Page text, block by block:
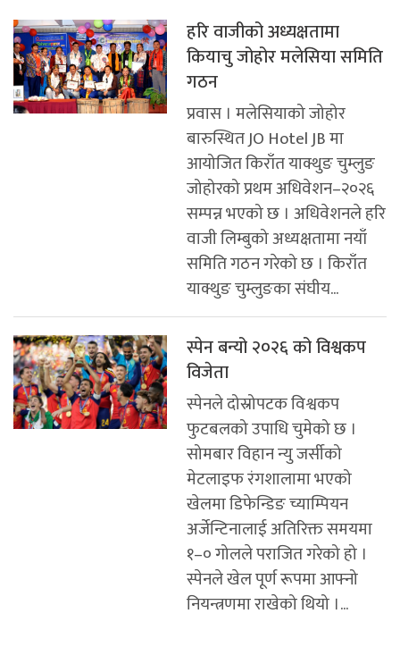
हरि वाजीको अध्यक्षतामा
कियाचु जोहोर मलेसिया समिति
गठन
प्रवास । मलेसियाको जोहोर
बारुस्थित JO Hotel JB मा
आयोजित किराँत याक्थुङ चुम्लुङ
जोहोरको प्रथम अधिवेशन–२०२६
सम्पन्न भएको छ । अधिवेशनले हरि
वाजी लिम्बुको अध्यक्षतामा नयाँ
समिति गठन गरेको छ । किराँत
याक्थुङ चुम्लुङका संघीय...
स्पेन बन्यो २०२६ को विश्वकप
विजेता
स्पेनले दोस्रोपटक विश्वकप
फुटबलको उपाधि चुमेको छ ।
सोमबार विहान न्यु जर्सीको
मेटलाइफ रंगशालामा भएको
खेलमा डिफेन्डिङ च्याम्पियन
अर्जेन्टिनालाई अतिरिक्त समयमा
१–० गोलले पराजित गरेको हो ।
स्पेनले खेल पूर्ण रूपमा आफ्नो
नियन्त्रणमा राखेको थियो ।...